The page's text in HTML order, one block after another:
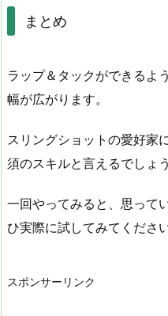
まとめ
ラップ＆タックができるよ
幅が広がります。
スリングショットの愛好家
須のスキルと言えるでしょう
一回やってみると、思って
ひ実際に試してみてください
スポンサーリンク